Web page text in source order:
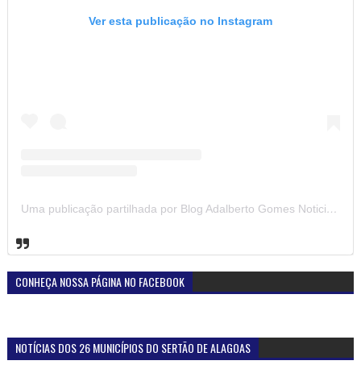
Ver esta publicação no Instagram
Uma publicação partilhada por Blog Adalberto Gomes Noticias (@blogadalbertogomesnoticiass)
CONHEÇA NOSSA PÁGINA NO FACEBOOK
NOTÍCIAS DOS 26 MUNICÍPIOS DO SERTÃO DE ALAGOAS